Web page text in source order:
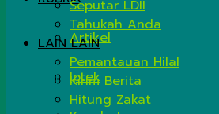
Artikel
Iptek
Seputar LDII
Tahukah Anda
LAIN LAIN
Pemantauan Hilal
Kirim Berita
Hitung Zakat